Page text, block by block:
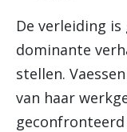
De verleiding
dominante
stellen.
van haar